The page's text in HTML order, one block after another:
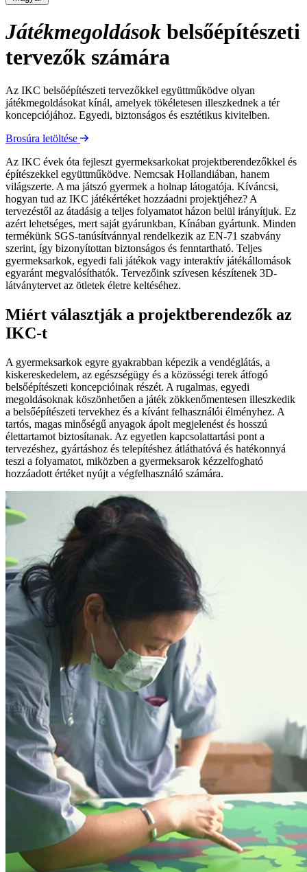
Játékmegoldások belsőépítészeti
tervezők számára
Az IKC belsőépítészeti tervezőkkel együttműködve olyan
játékmegoldásokat kínál, amelyek tökéletesen illeszkednek a tér
koncepciójához. Egyedi, biztonságos és esztétikus kivitelben.
Brosúra letöltése
Az IKC évek óta fejleszt gyermeksarkokat projektberendezőkkel és
építészekkel együttműködve. Nemcsak Hollandiában, hanem
világszerte. A ma játszó gyermek a holnap látogatója. Kíváncsi,
hogyan tud az IKC játékértéket hozzáadni projektjéhez? A
tervezéstől az átadásig a teljes folyamatot házon belül irányítjuk. Ez
azért lehetséges, mert saját gyárunkban, Kínában gyártunk. Minden
termékünk SGS-tanúsítvánnyal rendelkezik az EN-71 szabvány
szerint, így bizonyítottan biztonságos és fenntartható. Teljes
gyermeksarkok, egyedi fali játékok vagy interaktív játékállomások
egyaránt megvalósíthatók. Tervezőink szívesen készítenek 3D-
látványtervet az ötletek életre keltéséhez.
Miért választják a projektberendezők az
IKC-t
A gyermeksarkok egyre gyakrabban képezik a vendéglátás, a
kiskereskedelem, az egészségügy és a közösségi terek átfogó
belsőépítészeti koncepcióinak részét. A rugalmas, egyedi
megoldásoknak köszönhetően a játék zökkenőmentesen illeszkedik
a belsőépítészeti tervekhez és a kívánt felhasználói élményhez. A
tartós, magas minőségű anyagok ápolt megjelenést és hosszú
élettartamot biztosítanak. Az egyetlen kapcsolattartási pont a
tervezéshez, gyártáshoz és telepítéshez átláthatóvá és hatékonnyá
teszi a folyamatot, miközben a gyermeksarok kézzelfogható
hozzáadott értéket nyújt a végfelhasználó számára.